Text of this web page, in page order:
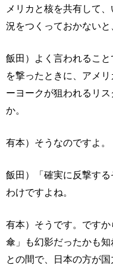
メリカと核を共有して
況をつくっておかないと
飯田）よく言われるこ
を撃ったときに、アメ
ーヨークが狙われるリ
か。
有本）そうなのですよ。
飯田）「確実に反撃す
わけですよね。
有本）そうです。です
傘」も幻影だったかも
との間で、日本の方が